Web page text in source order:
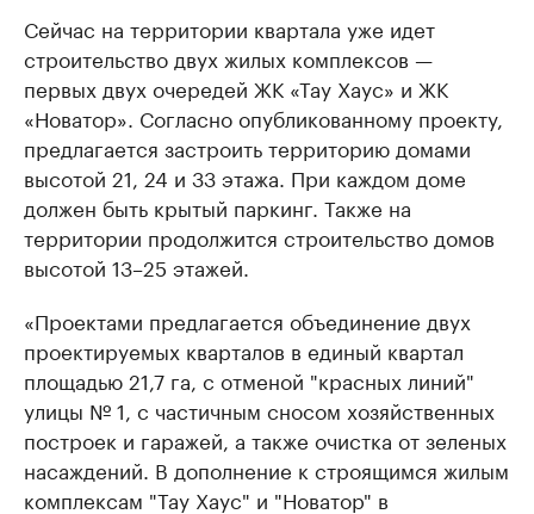
Сейчас на территории квартала уже идет
строительство двух жилых комплексов —
первых двух очередей ЖК «Тау Хаус» и ЖК
«Новатор». Согласно опубликованному проекту,
предлагается застроить территорию домами
высотой 21, 24 и 33 этажа. При каждом доме
должен быть крытый паркинг. Также на
территории продолжится строительство домов
высотой 13–25 этажей.
«Проектами предлагается объединение двух
проектируемых кварталов в единый квартал
площадью 21,7 га, с отменой "красных линий"
улицы № 1, с частичным сносом хозяйственных
построек и гаражей, а также очистка от зеленых
насаждений. В дополнение к строящимся жилым
комплексам "Тау Хаус" и "Новатор" в